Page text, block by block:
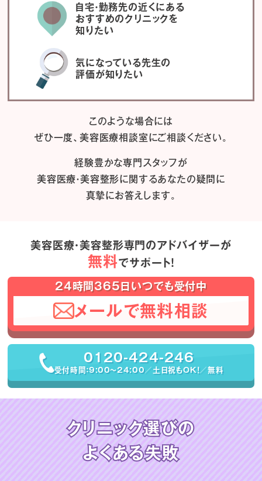
自宅・勤務先の近くにある
おすすめのクリニックを
知りたい
気になっている先生の
評価が知りたい
このような場合には
ぜひ一度、美容医療相談室にご相談ください。
経験豊かな専門スタッフが
美容医療・美容整形に関するあなたの疑問に
真摯にお答えします。
美容医療・美容整形専門のアドバイザーが
無料でサポート！
24時間365日いつでも受付中
メールで無料相談
0120-424-246
受付時間：9:00〜24:00／土日祝もOK！／無料
クリニック選びの
よくある失敗